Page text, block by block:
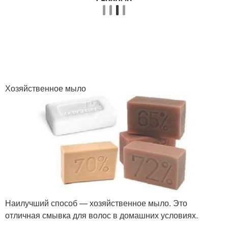
Хозяйственное мыло
Наилучший способ — хозяйственное мыло. Это
отличная смывка для волос в домашних условиях.